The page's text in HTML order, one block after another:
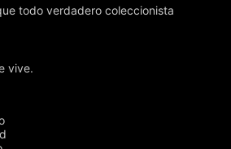
todo verdadero coleccionista
vive.